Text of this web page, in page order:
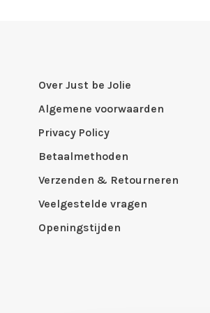
Over Just be Jolie
Algemene voorwaarden
Privacy Policy
Betaalmethoden
Verzenden & Retourneren
Veelgestelde vragen
Openingstijden